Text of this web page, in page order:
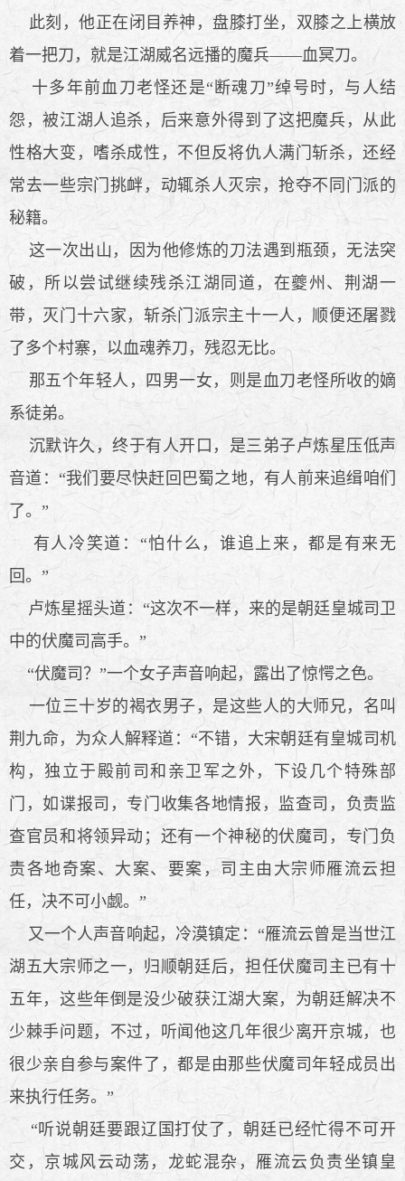
此刻，他正在闭目养神，盘膝打坐，双膝之上横放
着一把刀，就是江湖威名远播的魔兵——血冥刀。
十多年前血刀老怪还是“断魂刀”绰号时，与人结
怨，被江湖人追杀，后来意外得到了这把魔兵，从此
性格大变，嗜杀成性，不但反将仇人满门斩杀，还经
常去一些宗门挑衅，动辄杀人灭宗，抢夺不同门派的
秘籍。
这一次出山，因为他修炼的刀法遇到瓶颈，无法突
破，所以尝试继续残杀江湖同道，在夔州、荆湖一
带，灭门十六家，斩杀门派宗主十一人，顺便还屠戮
了多个村寨，以血魂养刀，残忍无比。
那五个年轻人，四男一女，则是血刀老怪所收的嫡
系徒弟。
沉默许久，终于有人开口，是三弟子卢炼星压低声
音道：“我们要尽快赶回巴蜀之地，有人前来追缉咱们
了。”
有人冷笑道：“怕什么，谁追上来，都是有来无
回。”
卢炼星摇头道：“这次不一样，来的是朝廷皇城司卫
中的伏魔司高手。”
“伏魔司？”一个女子声音响起，露出了惊愕之色。
一位三十岁的褐衣男子，是这些人的大师兄，名叫
荆九命，为众人解释道：“不错，大宋朝廷有皇城司机
构，独立于殿前司和亲卫军之外，下设几个特殊部
门，如谍报司，专门收集各地情报，监查司，负责监
查官员和将领异动；还有一个神秘的伏魔司，专门负
责各地奇案、大案、要案，司主由大宗师雁流云担
任，决不可小觑。”
又一个人声音响起，冷漠镇定：“雁流云曾是当世江
湖五大宗师之一，归顺朝廷后，担任伏魔司主已有十
五年，这些年倒是没少破获江湖大案，为朝廷解决不
少棘手问题，不过，听闻他这几年很少离开京城，也
很少亲自参与案件了，都是由那些伏魔司年轻成员出
来执行任务。”
“听说朝廷要跟辽国打仗了，朝廷已经忙得不可开
交，京城风云动荡，龙蛇混杂，雁流云负责坐镇皇